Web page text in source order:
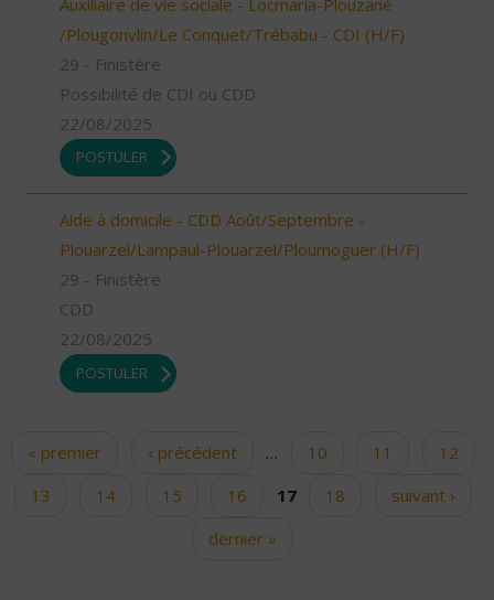
/Plougonvlin/Le Conquet/Trébabu - CDI (H/F)
29 - Finistère
Possibilité de CDI ou CDD
22/08/2025
POSTULER
Aide à domicile - CDD Août/Septembre -
Plouarzel/Lampaul-Plouarzel/Ploumoguer (H/F)
29 - Finistère
CDD
22/08/2025
POSTULER
Pages
« premier ‹ précédent … 10 11
12
13
14 15 16 17 18
suivant ›
dernier »